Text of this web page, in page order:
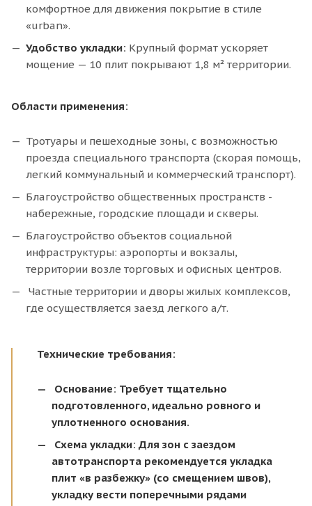
комфортное для движения покрытие в стиле
«urban».
Удобство укладки: Крупный формат ускоряет
мощение — 10 плит покрывают 1,8 м² территории.
Области применения:
Тротуары и пешеходные зоны, с возможностью
проезда специального транспорта (скорая помощь,
легкий коммунальный и коммерческий транспорт).
Благоустройство общественных пространств -
набережные, городские площади и скверы.
Благоустройство объектов социальной
инфраструктуры: аэропорты и вокзалы,
территории возле торговых и офисных центров.
Частные территории и дворы жилых комплексов,
где осуществляется заезд легкого а/т.
Технические требования:
Основание: Требует тщательно
подготовленного, идеально ровного и
уплотненного основания.
Схема укладки: Для зон с заездом
автотранспорта рекомендуется укладка
плит «в разбежку» (со смещением швов),
укладку вести поперечными рядами